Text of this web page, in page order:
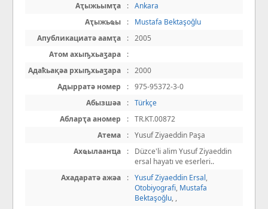
Аҭыжьымҭа
: Ankara
Аҭыжьҩы
:
Mustafa Bektaşoğlu
Апубликациатә аамҭа
: 2005
Атом ахыҧхьаӡара
:
Адаҟьақәа рхыҧхьаӡара
: 2000
Адырратә номер
: 975-95372-3-0
Абызшәа
: Türkçe
Абларҭа аномер
: TR.KT.00872
Атема
: Yusuf Ziyaeddin Paşa
Ахҩылаанҵа
:
Düzce'li alim Yusuf Ziyaeddin
ersal hayatı ve eserleri..
Ахадаратә ажәа
: Yusuf Ziyaeddin Ersal,
Otobiyografi, Mustafa
Bektaşoğlu, ,